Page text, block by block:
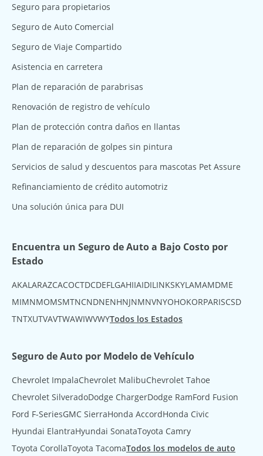
Seguro para propietarios
Seguro de Auto Comercial
Seguro de Viaje Compartido
Asistencia en carretera
Plan de reparación de parabrisas
Renovación de registro de vehículo
Plan de protección contra daños en llantas
Plan de reparación de golpes sin pintura
Servicios de salud y descuentos para mascotas Pet Assure
Refinanciamiento de crédito automotriz
Una solución única para DUI
Encuentra un Seguro de Auto a Bajo Costo por
Estado
AKAL ARAZCACOCTDCDEFL GAHIIAIDIL INKSKYLAMAMDME
MIMNMOMSMTNCNDNENHNJNMNVNYOHOKORPARISCSD
TNTXUTVAVTWAWIWVWYTodos los Estados
Seguro de Auto por Modelo de Vehículo
Chevrolet ImpalaChevrolet MalibuChevrolet Tahoe
Chevrolet SilveradoDodge ChargerDodge RamFord Fusion
Ford F-SeriesGMC SierraHonda AccordHonda Civic
Hyundai ElantraHyundai SonataToyota Camry
Toyota CorollaToyota TacomaTodos los modelos de auto